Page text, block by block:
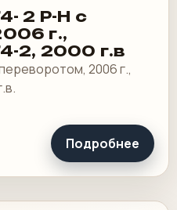
2 P-H с
г.,
2, 2000 г.в
2006 г.,
Подробнее